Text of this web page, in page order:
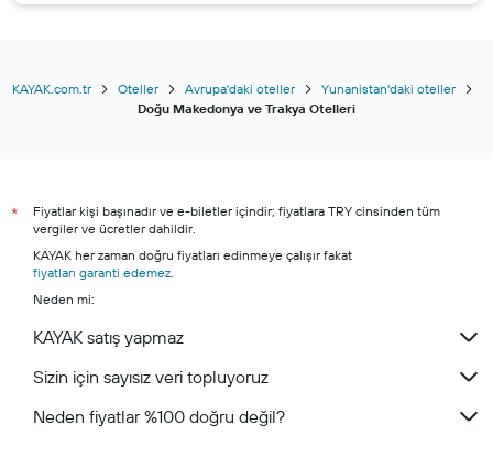
KAYAK.com.tr Oteller Avrupa'daki oteller
Yunanistan'daki oteller
Doğu Makedonya ve Trakya Otelleri
*
Fiyatlar kişi başınadır ve e-biletler içindir; fiyatlara TRY cinsinden tüm
vergiler ve ücretler dahildir.
KAYAK her zaman doğru fiyatları edinmeye çalışır fakat
fiyatları garanti edemez.
Neden mi:
KAYAK satış yapmaz
Sizin için sayısız veri topluyoruz
Neden fiyatlar %100 doğru değil?